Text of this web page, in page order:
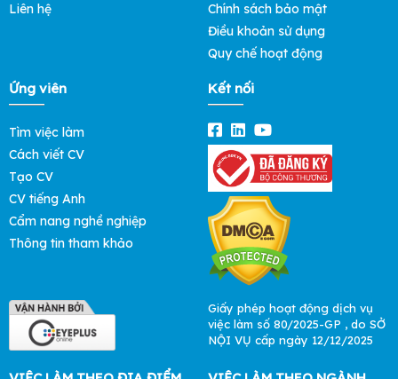
Liên hệ
Chính sách bảo mật
Điều khoản sử dụng
Quy chế hoạt động
Ứng viên
Tìm việc làm
Cách viết CV
Tạo CV
CV tiếng Anh
Cẩm nang nghề nghiệp
Thông tin tham khảo
Kết nối
Giấy phép hoạt động dịch vụ
việc làm số 80/2025-GP , do SỞ
NỘI VỤ cấp ngày 12/12/2025